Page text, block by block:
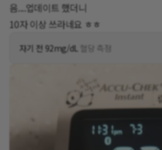
음....업데이트 했더니
10자 이상 쓰라네요 ㅎㅎ
자기 전 92mg/dL 혈당 측정